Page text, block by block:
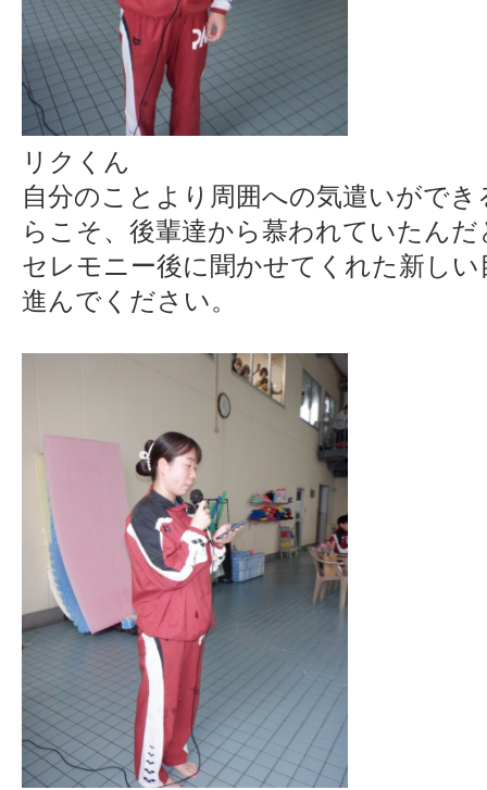
リクくん
自分のことより周囲への気遣いがで
らこそ、後輩達から慕われていたん
セレモニー後に聞かせてくれた新し
進んでください。